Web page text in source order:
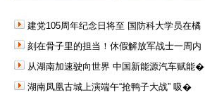
建党105周年纪念日将至 国防科大学员在橘
刻在骨子里的担当！休假解放军战士一周内
从湖南加速驶向世界 中国新能源汽车赋能�
湖南凤凰古城上演端午“抢鸭子大战” 吸�